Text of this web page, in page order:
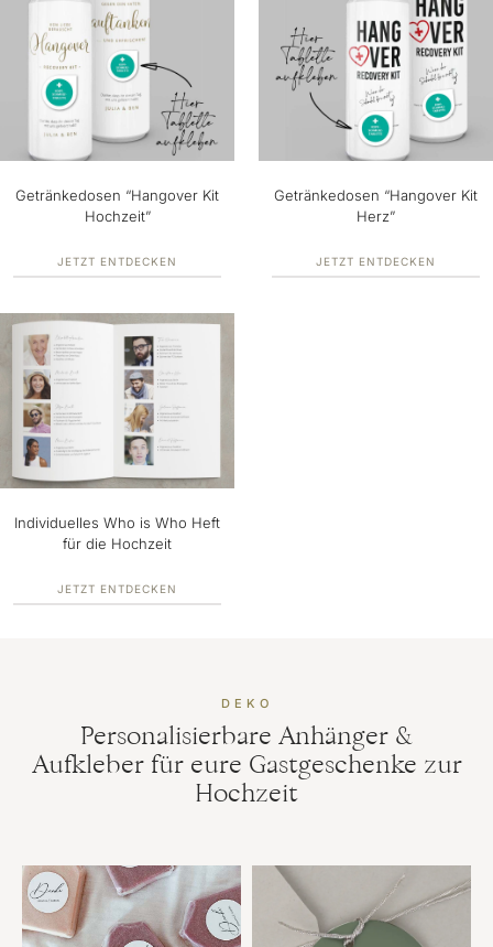
Getränkedosen “Hangover Kit
Hochzeit”
JETZT ENTDECKEN
Getränkedosen “Hangover Kit
Herz”
JETZT ENTDECKEN
Individuelles Who is Who Heft
für die Hochzeit
JETZT ENTDECKEN
DEKO
Personalisierbare Anhänger &
Aufkleber für eure Gastgeschenke zur
Hochzeit